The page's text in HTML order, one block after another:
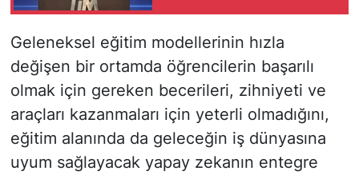
Geleneksel eğitim modellerinin hızla
değişen bir ortamda öğrencilerin başarılı
olmak için gereken becerileri, zihniyeti ve
araçları kazanmaları için yeterli olmadığını,
eğitim alanında da geleceğin iş dünyasına
uyum sağlayacak yapay zekanın entegre